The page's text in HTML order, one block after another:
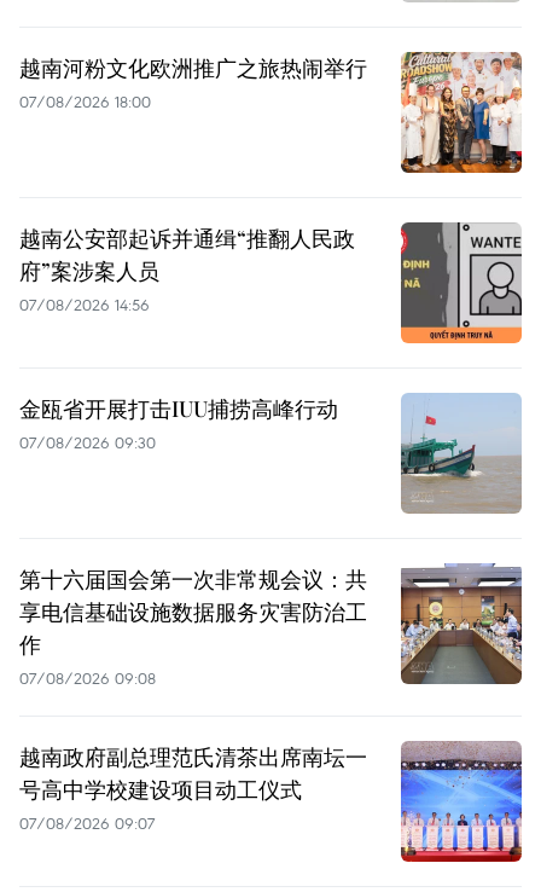
越南河粉文化欧洲推广之旅热闹举行
07/08/2026 18:00
越南公安部起诉并通缉“推翻人民政
府”案涉案人员
07/08/2026 14:56
金瓯省开展打击IUU捕捞高峰行动
07/08/2026 09:30
第十六届国会第一次非常规会议：共
享电信基础设施数据服务灾害防治工
作
07/08/2026 09:08
越南政府副总理范氏清茶出席南坛一
号高中学校建设项目动工仪式
07/08/2026 09:07